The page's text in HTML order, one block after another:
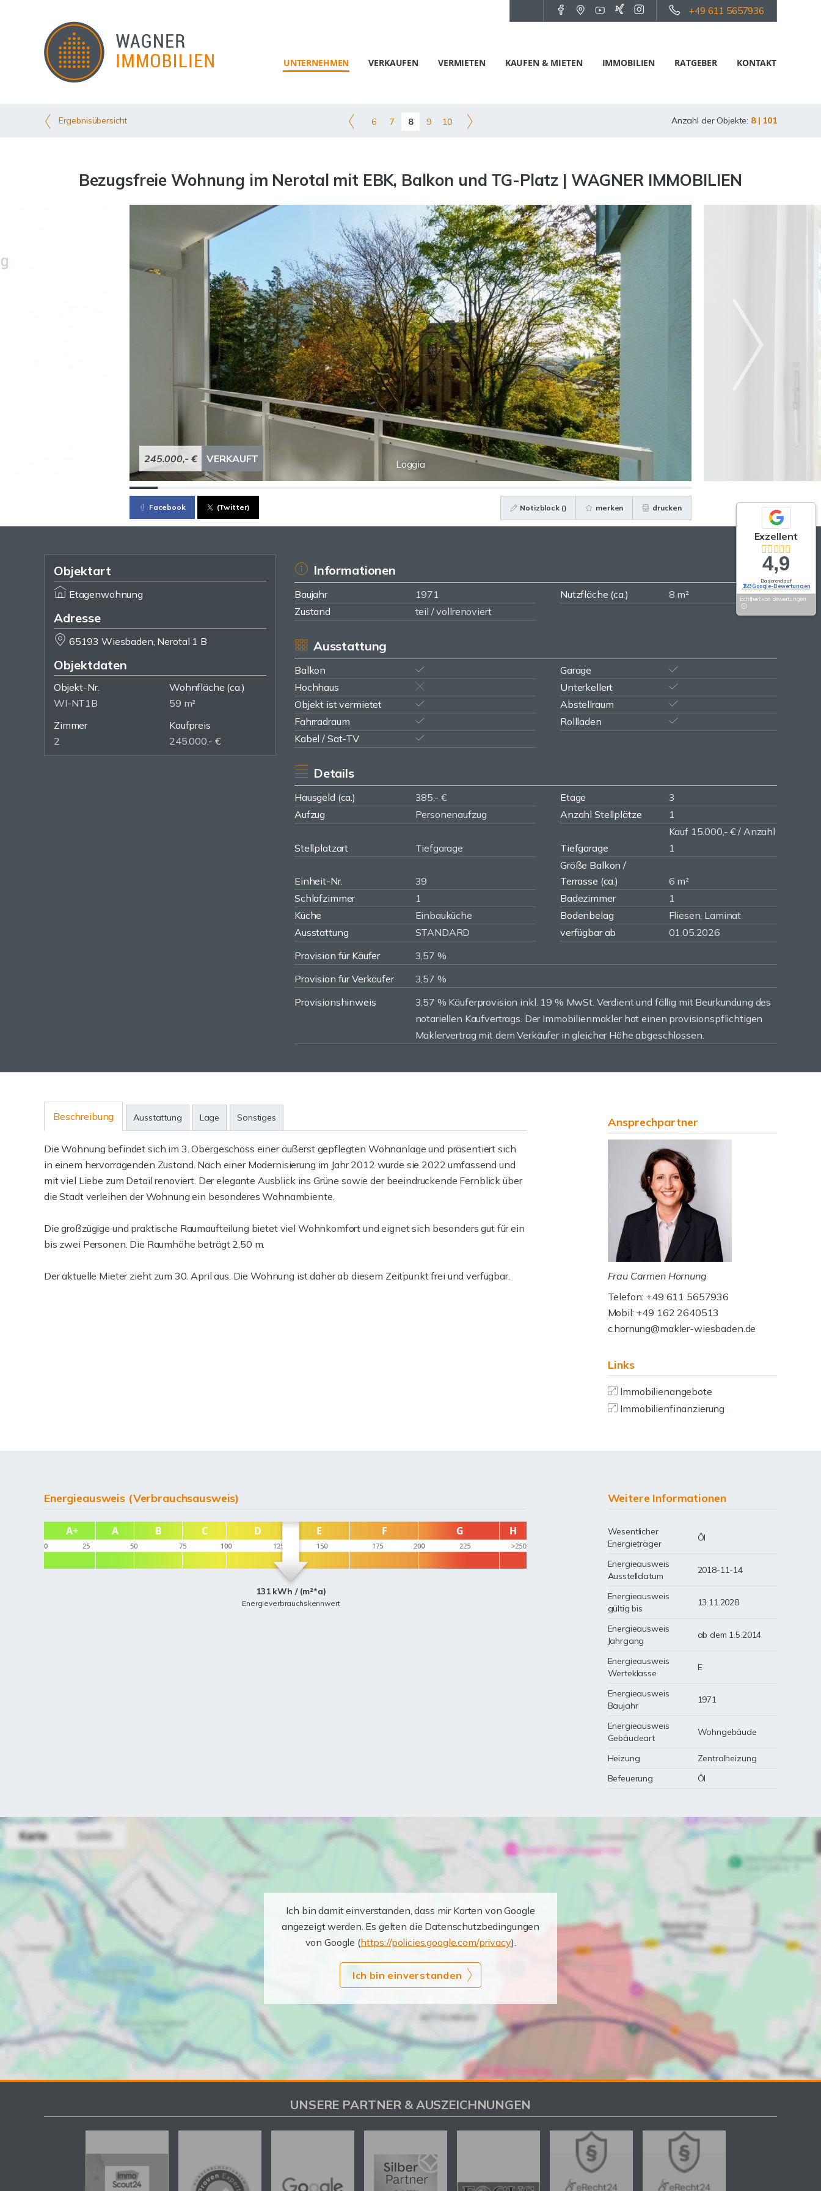
+49 611 5657936
UNTERNEHMEN VERKAUFEN VERMIETEN KAUFEN & MIETEN IMMOBILIEN RATGEBER KONTAKT
Ergebnisübersicht 6 7 8 9 10 Anzahl der Objekte: 8 | 101
Bezugsfreie Wohnung im Nerotal mit EBK, Balkon und TG-Platz | WAGNER IMMOBILIEN
Loggia
245.000,- € VERKAUFT
Facebook (Twitter) Notizblock () merken drucken
Objektart
Etagenwohnung
Adresse
65193 Wiesbaden, Nerotal 1 B
Objektdaten
Objekt-Nr.
WI-NT1B
Wohnfläche (ca.)
59 m²
Zimmer
2
Kaufpreis
245.000,- €
Informationen
Baujahr 1971 Nutzfläche (ca.)
8 m²
Zustand
teil / vollrenoviert
Ausstattung
Balkon
Garage
Hochhaus
Unterkellert
Objekt ist vermietet
Abstellraum
Fahrradraum
Rollladen
Kabel / Sat-TV
Details
Hausgeld (ca.) 385,- € Etage
3
Aufzug
Personenaufzug Anzahl Stellplätze 1
Stellplatzart Tiefgarage Tiefgarage
Kauf 15.000,- € / Anzahl
1
Einheit-Nr. 39
Größe Balkon /
Terrasse (ca.)
6 m²
Schlafzimmer
1 Badezimmer
1
Küche
Einbauküche Bodenbelag
Fliesen, Laminat
Ausstattung
STANDARD verfügbar ab
01.05.2026
Provision für Käufer
3,57 %
Provision für Verkäufer
3,57 %
Provisionshinweis
3,57 % Käuferprovision inkl. 19 % MwSt. Verdient und fällig mit Beurkundung des
notariellen Kaufvertrags. Der Immobilienmakler hat einen provisionspflichtigen
Maklervertrag mit dem Verkäufer in gleicher Höhe abgeschlossen.
Beschreibung Ausstattung Lage Sonstiges
Die Wohnung befindet sich im 3. Obergeschoss einer äußerst gepflegten Wohnanlage und präsentiert sich
in einem hervorragenden Zustand. Nach einer Modernisierung im Jahr 2012 wurde sie 2022 umfassend und
mit viel Liebe zum Detail renoviert. Der elegante Ausblick ins Grüne sowie der beeindruckende Fernblick über
die Stadt verleihen der Wohnung ein besonderes Wohnambiente.
Die großzügige und praktische Raumaufteilung bietet viel Wohnkomfort und eignet sich besonders gut für ein
bis zwei Personen. Die Raumhöhe beträgt 2,50 m.
Der aktuelle Mieter zieht zum 30. April aus. Die Wohnung ist daher ab diesem Zeitpunkt frei und verfügbar.
Ansprechpartner
Frau Carmen Hornung
Telefon: +49 611 5657936
Mobil: +49 162 2640513
c.hornung@makler-wiesbaden.de
Links
Immobilienangebote
Immobilienfinanzierung
Energieausweis (Verbrauchsausweis)
131 kWh / (m²*a)
Energieverbrauchskennwert
Weitere Informationen
Wesentlicher
Energieträger
Öl
Energieausweis
Ausstelldatum
2018-11-14
Energieausweis
gültig bis
13.11.2028
Energieausweis
Jahrgang
ab dem 1.5.2014
Energieausweis
Werteklasse
E
Energieausweis
Baujahr
1971
Energieausweis
Gebäudeart
Wohngebäude
Heizung
Zentralheizung
Befeuerung
Öl
Ich bin damit einverstanden, dass mir Karten von Google
angezeigt werden. Es gelten die Datenschutzbedingungen
von Google (https://policies.google.com/privacy).
Ich bin einverstanden
Exzellent
4,9
Basierend auf
159 Google-Bewertungen
Echtheit von Bewertungen
UNSERE PARTNER & AUSZEICHNUNGEN